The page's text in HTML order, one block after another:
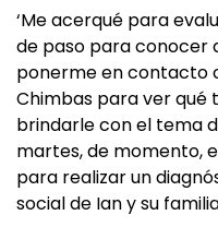
‘Me acerqué para
de paso para conocer
ponerme en contacto
Chimbas para ver qué
brindarle con el tema
martes, de momento,
para realizar un
social de Ian y su